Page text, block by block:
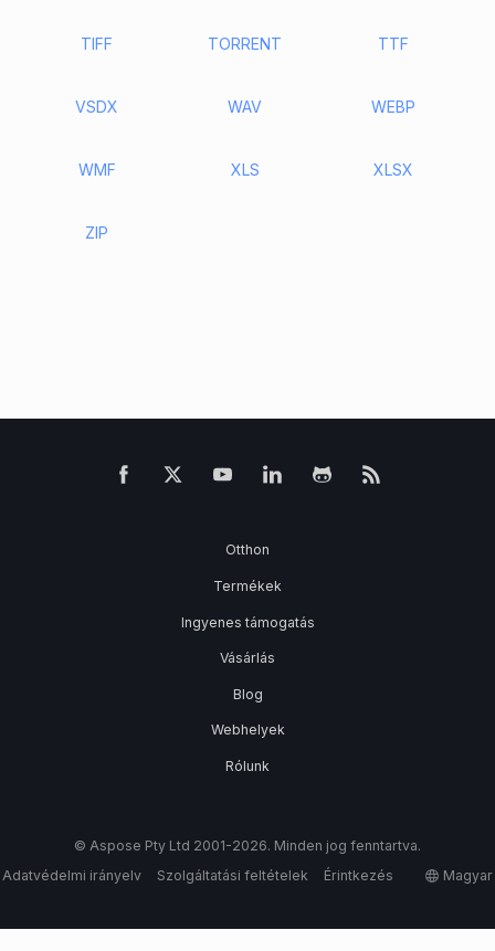
TIFF TORRENT TTF
VSDX WAV WEBP
WMF XLS XLSX
ZIP
Otthon
Termékek
Ingyenes támogatás
Vásárlás
Blog
Webhelyek
Rólunk
© Aspose Pty Ltd 2001-2026. Minden jog fenntartva.
Adatvédelmi irányelv
Szolgáltatási feltételek Érintkezés Magyar